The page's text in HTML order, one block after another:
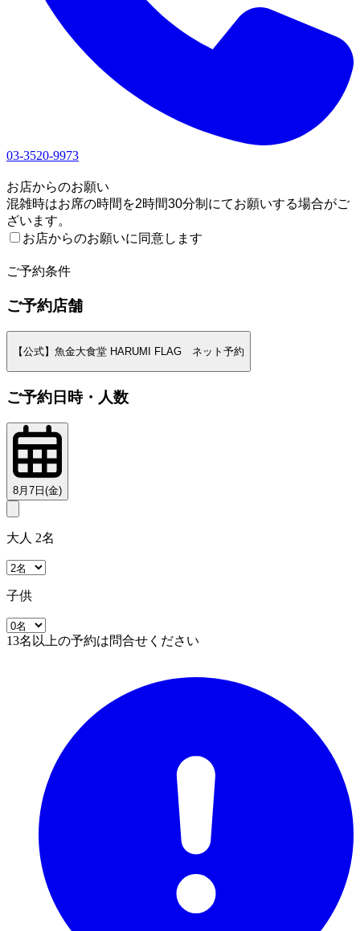
03-3520-9973
お店からのお願い
混雑時はお席の時間を2時間30分制にてお願いする場合がご
ざいます。
お店からのお願いに同意します
ご予約条件
ご予約店舗
【公式】魚金大食堂 HARUMI FLAG ネット予約
ご予約日時・人数
8月7日(金)
大人 2名
子供
13名以上の予約は問合せください